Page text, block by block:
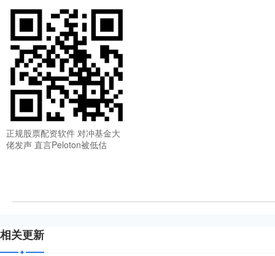
正规股票配资软件 对冲基金大
佬发声 直言Peloton被低估
相关更新